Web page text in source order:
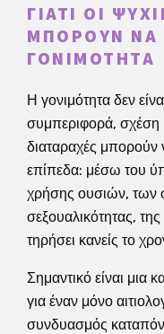
ΓΙΑΤΊ ΟΙ
ΜΠΟΡΟΎΝ ΝΑ
ΓΟΝΙΜΌΤΗΤΑ
Η γονιμότητα δεν
συμπεριφορά, σχέση
διαταραχές
επίπεδα: μέσω του
χρήσης ουσιών, των
σεξουαλικότητας,
τηρήσει κανείς το
Σημαντικό είναι μια
για έναν μόνο
συνδυασμός